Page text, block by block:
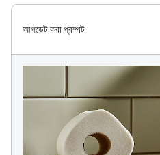
আপডেট করা প্রম্পট